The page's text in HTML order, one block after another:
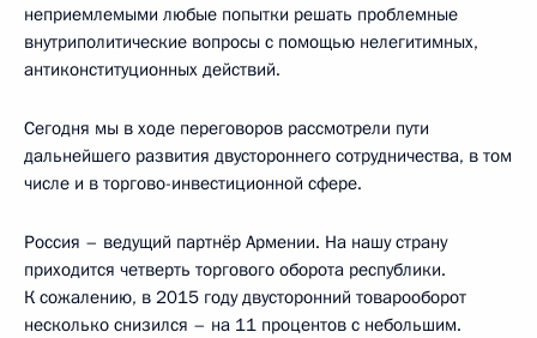
неприемлемыми любые попытки решать проблемные
внутриполитические вопросы с помощью нелегитимных,
антиконституционных действий.
Сегодня мы в ходе переговоров рассмотрели пути
дальнейшего развития двустороннего сотрудничества, в том
числе и в торгово-инвестиционной сфере.
Россия – ведущий партнёр Армении. На нашу страну
приходится четверть торгового оборота республики.
К сожалению, в 2015 году двусторонний товарооборот
несколько снизился – на 11 процентов с небольшим.